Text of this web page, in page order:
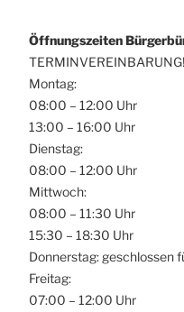
Öffnungszeiten
TERMINVEREINBARUNG!
Montag:
08:00 – 12:00 Uhr
13:00 – 16:00 Uhr
Dienstag:
08:00 – 12:00 Uhr
Mittwoch:
08:00 – 11:30 Uhr
15:30 – 18:30 Uhr
Donnerstag: geschlossen
Freitag:
07:00 – 12:00 Uhr